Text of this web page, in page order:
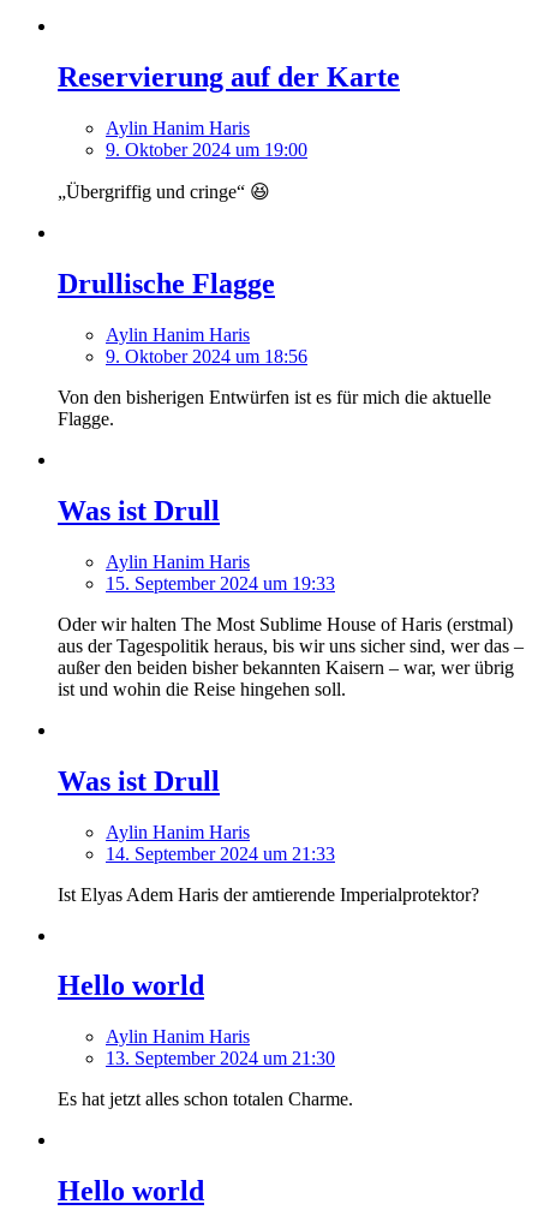
Reservierung auf der Karte
Aylin Hanim Haris
9. Oktober 2024 um 19:00
„Übergriffig und cringe“ 😆
Drullische Flagge
Aylin Hanim Haris
9. Oktober 2024 um 18:56
Von den bisherigen Entwürfen ist es für mich die aktuelle
Flagge.
Was ist Drull
Aylin Hanim Haris
15. September 2024 um 19:33
Oder wir halten The Most Sublime House of Haris (erstmal)
aus der Tagespolitik heraus, bis wir uns sicher sind, wer das –
außer den beiden bisher bekannten Kaisern – war, wer übrig
ist und wohin die Reise hingehen soll.
Was ist Drull
Aylin Hanim Haris
14. September 2024 um 21:33
Ist Elyas Adem Haris der amtierende Imperialprotektor?
Hello world
Aylin Hanim Haris
13. September 2024 um 21:30
Es hat jetzt alles schon totalen Charme.
Hello world